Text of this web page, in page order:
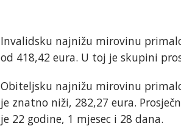
Invalidsku najnižu mirovinu
od 418,42 eura. U toj je skupini
Obiteljsku najnižu mirovinu
je znatno niži, 282,27 eura.
je 22 godine, 1 mjesec i 28 dana.